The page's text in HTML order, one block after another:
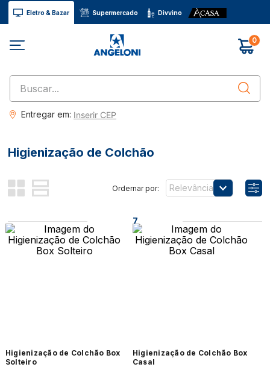
Eletro & Bazar Supermercado Divvino
0
Buscar...
Entregar em: Inserir CEP
Higienização de Colchão
Relevância
7
Higienização de Colchão Box
Solteiro
Higienização de Colchão Box
Casal